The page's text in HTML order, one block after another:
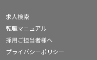
求人検索
転職マニュアル
採用ご担当者様へ
プライバシーポリシー